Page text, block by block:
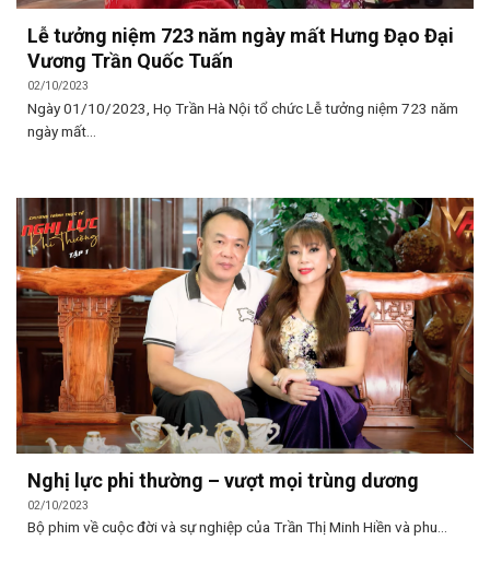
Lễ tưởng niệm 723 năm ngày mất Hưng Đạo Đại
Vương Trần Quốc Tuấn
02/10/2023
Ngày 01/10/2023, Họ Trần Hà Nội tổ chức Lễ tưởng niệm 723 năm
ngày mất...
Nghị lực phi thường – vượt mọi trùng dương
02/10/2023
Bộ phim về cuộc đời và sự nghiệp của Trần Thị Minh Hiền và phu...